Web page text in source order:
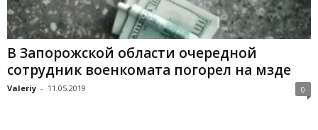
В Запорожской области очередной
сотрудник военкомата погорел на мзде
Valeriy - 11.05.2019 0